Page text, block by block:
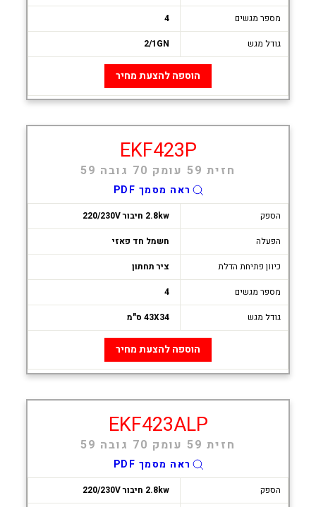
מספר מגשים
4
גודל מגש
2/1GN
הוספה להצעת מחיר
EKF423P
חזית 59 עומק 70 גובה 59
ראה מסמך PDF
הספק
2.8kw חיבור 220/230V
הפעלה
חשמל חד פאזי
כיוון פתיחת הדלת
ציר תחתון
מספר מגשים
4
גודל מגש
43X34 ס"מ
הוספה להצעת מחיר
EKF423ALP
חזית 59 עומק 70 גובה 59
ראה מסמך PDF
הספק 2.8kw חיבור 220/230V